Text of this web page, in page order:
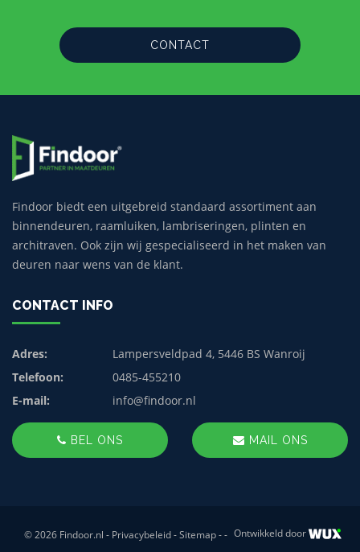
CONTACT
Findoor biedt een uitgebreid standaard assortiment aan
binnendeuren, raamluiken, lambriseringen, plinten en
architraven. Ook zijn wij gespecialiseerd in het maken van
deuren naar wens van de klant.
CONTACT INFO
Adres:
Lampersveldpad 4, 5446 BS Wanroij
Telefoon:
0485-455210
E-mail:
info@findoor.nl
BEL ONS MAIL ONS
© 2026 Findoor.nl - Privacybeleid-Sitemap-- Ontwikkeld door